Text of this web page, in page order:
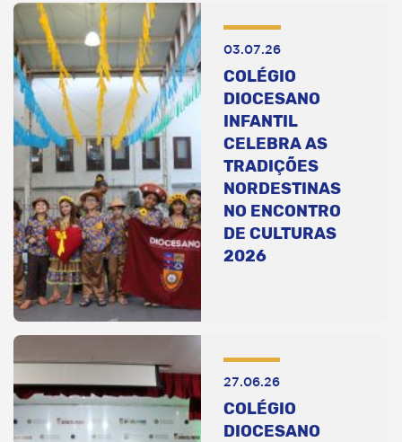
03.07.26
COLÉGIO
DIOCESANO
INFANTIL
CELEBRA AS
TRADIÇÕES
NORDESTINAS
NO ENCONTRO
DE CULTURAS
2026
27.06.26
COLÉGIO
DIOCESANO